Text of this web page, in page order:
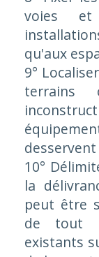
voies et
qu'aux
9°
terrains
desservent
10°
la
peut être
de tout
existants